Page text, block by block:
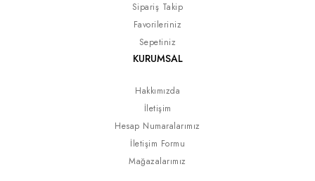
Sipariş Takip
Favorileriniz
Sepetiniz
KURUMSAL
Hakkımızda
İletişim
Hesap Numaralarımız
İletişim Formu
Mağazalarımız